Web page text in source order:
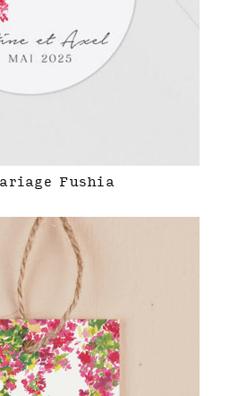
Fushia